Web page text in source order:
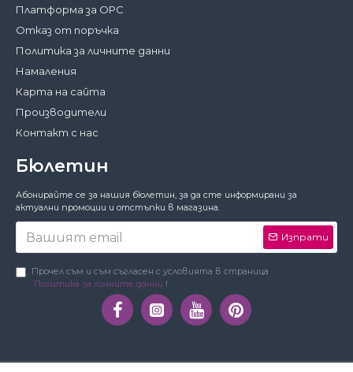
За да работи този сайт както трябва,
понякога запазваме на вашето устройство
малки файлове с данни, наричани
данни! Подробности
Предпочитания Приемам
Платформа за ОРС
Отказ от поръчка
Политика за личните данни
Намаления
Карта на сайта
Производители
Контакт с нас
Бюлетин
Абонирайте се за нашия бюлетин, за да сте информирани за
актуални промоции и отстъпки в магазина.
Изпрати
Прочел съм и съм съгласен с условията в страница
Политика за личните данни !